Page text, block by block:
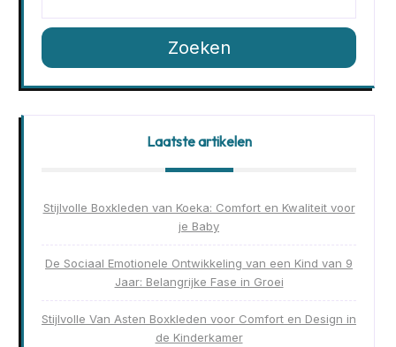
Zoeken
Laatste artikelen
Stijlvolle Boxkleden van Koeka: Comfort en Kwaliteit voor
je Baby
De Sociaal Emotionele Ontwikkeling van een Kind van 9
Jaar: Belangrijke Fase in Groei
Stijlvolle Van Asten Boxkleden voor Comfort en Design in
de Kinderkamer